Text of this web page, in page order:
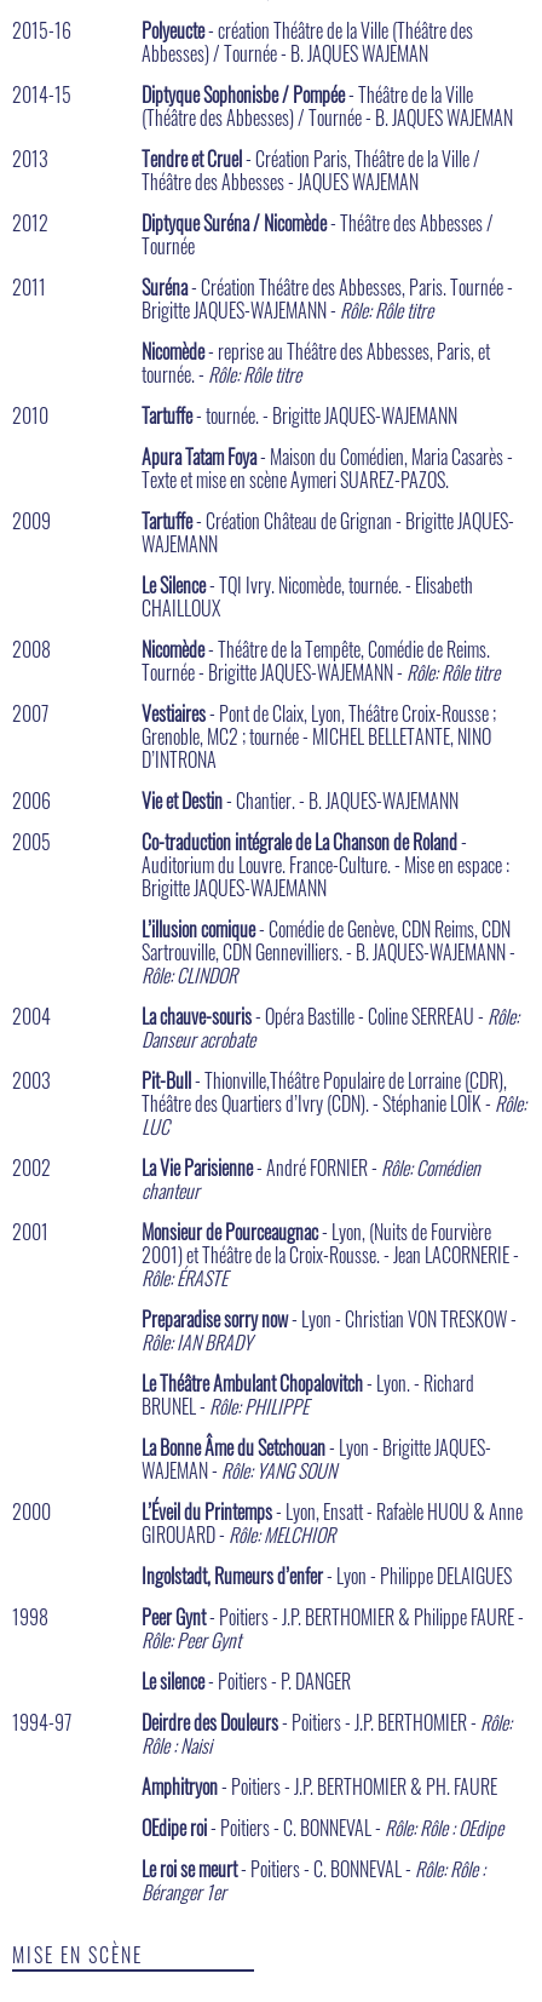
2015-16
Polyeucte- création Théâtre de la Ville (Théâtre des
Abbesses) / Tournée - B. JAQUES WAJEMAN
2014-15
Diptyque Sophonisbe / Pompée- Théâtre de la Ville
(Théâtre des Abbesses) / Tournée - B. JAQUES WAJEMAN
2013
Tendre et Cruel- Création Paris, Théâtre de la Ville /
Théâtre des Abbesses - JAQUES WAJEMAN
2012
Diptyque Suréna / Nicomède- Théâtre des Abbesses /
Tournée
2011
Suréna- Création Théâtre des Abbesses, Paris. Tournée -
Brigitte JAQUES-WAJEMANN - Rôle: Rôle titre
Nicomède- reprise au Théâtre des Abbesses, Paris, et
tournée. - Rôle: Rôle titre
2010
Tartuffe- tournée. - Brigitte JAQUES-WAJEMANN
Apura Tatam Foya- Maison du Comédien, Maria Casarès -
Texte et mise en scène Aymeri SUAREZ-PAZOS.
2009
Tartuffe- Création Château de Grignan - Brigitte JAQUES-
WAJEMANN
Le Silence- TQI Ivry. Nicomède, tournée. - Elisabeth
CHAILLOUX
2008
Nicomède- Théâtre de la Tempête, Comédie de Reims.
Tournée - Brigitte JAQUES-WAJEMANN - Rôle: Rôle titre
2007
Vestiaires- Pont de Claix, Lyon, Théâtre Croix-Rousse ;
Grenoble, MC2 ; tournée - MICHEL BELLETANTE, NINO
D’INTRONA
2006
Vie et Destin- Chantier. - B. JAQUES-WAJEMANN
2005
Co-traduction intégrale de La Chanson de Roland-
Auditorium du Louvre. France-Culture. - Mise en espace :
Brigitte JAQUES-WAJEMANN
L’illusion comique- Comédie de Genève, CDN Reims, CDN
Sartrouville, CDN Gennevilliers. - B. JAQUES-WAJEMANN -
Rôle: CLINDOR
2004
La chauve-souris- Opéra Bastille - Coline SERREAU - Rôle:
Danseur acrobate
2003
Pit-Bull- Thionville,Théâtre Populaire de Lorraine (CDR),
Théâtre des Quartiers d’Ivry (CDN). - Stéphanie LOÏK - Rôle:
LUC
2002
La Vie Parisienne- André FORNIER - Rôle: Comédien
chanteur
2001
Monsieur de Pourceaugnac- Lyon, (Nuits de Fourvière
2001) et Théâtre de la Croix-Rousse. - Jean LACORNERIE -
Rôle: ÉRASTE
Preparadise sorry now- Lyon - Christian VON TRESKOW -
Rôle: IAN BRADY
Le Théâtre Ambulant Chopalovitch- Lyon. - Richard
BRUNEL - Rôle: PHILIPPE
La Bonne Âme du Setchouan- Lyon - Brigitte JAQUES-
WAJEMAN - Rôle: YANG SOUN
2000
L’Éveil du Printemps- Lyon, Ensatt - Rafaèle HUOU & Anne
GIROUARD - Rôle: MELCHIOR
Ingolstadt, Rumeurs d’enfer- Lyon - Philippe DELAIGUES
1998
Peer Gynt- Poitiers - J.P. BERTHOMIER & Philippe FAURE -
Rôle: Peer Gynt
Le silence- Poitiers - P. DANGER
1994-97
Deirdre des Douleurs- Poitiers - J.P. BERTHOMIER - Rôle:
Rôle : Naisi
Amphitryon- Poitiers - J.P. BERTHOMIER & PH. FAURE
OEdipe roi- Poitiers - C. BONNEVAL - Rôle: Rôle : OEdipe
Le roi se meurt- Poitiers - C. BONNEVAL - Rôle: Rôle :
Béranger 1er
MISE EN SCÈNE